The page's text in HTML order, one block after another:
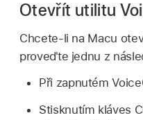
Otevřít utilitu
Chcete-li na Macu
proveďte jednu z
Při zapnutém
Stisknutím kláves